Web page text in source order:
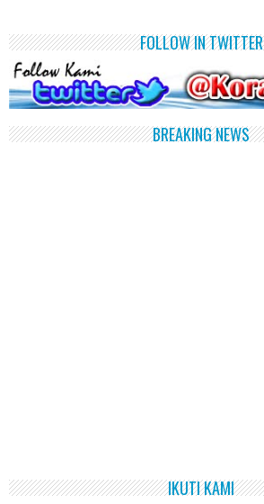
FOLLOW IN TWITTER
BREAKING NEWS
IKUTI KAMI